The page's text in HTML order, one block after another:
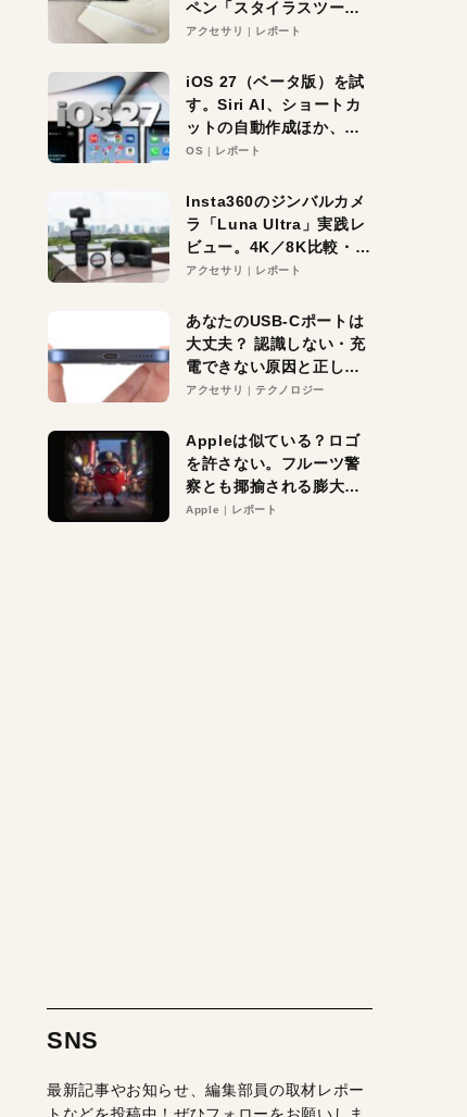
ペン「スタイラスツーウ
ェイ」レビュー。持ち替
アクセサリ レポート
iOS 27（ベータ版）を試
す。Siri AI、ショートカ
ットの自動作成ほか、期
待大の便利機能5選。
る未来はすぐそこ！
OS レポート
Insta360のジンバルカメ
ラ「Luna Ultra」実践レ
ビュー。4K／8K比較・ズ
ーム・夜間撮影をチェッ
アクセサリ レポート
あなたのUSB-Cポートは
大丈夫？ 認識しない・充
電できない原因と正しい
対策
アクセサリ テクノロジー
Appleは似ている？ロゴ
を許さない。フルーツ警
察とも揶揄される膨大な
異議申し立て。対象は非
Apple レポート
SNS
最新記事やお知らせ、編集部員の取材レポー